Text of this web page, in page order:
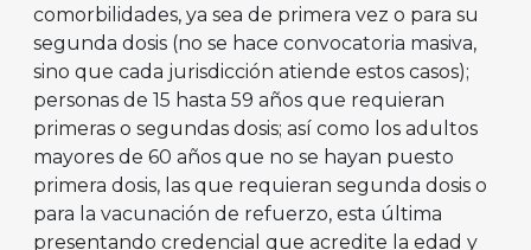
comorbilidades, ya sea de primera vez o para su
segunda dosis (no se hace convocatoria masiva,
sino que cada jurisdicción atiende estos casos);
personas de 15 hasta 59 años que requieran
primeras o segundas dosis; así como los adultos
mayores de 60 años que no se hayan puesto
primera dosis, las que requieran segunda dosis o
para la vacunación de refuerzo, esta última
presentando credencial que acredite la edad y